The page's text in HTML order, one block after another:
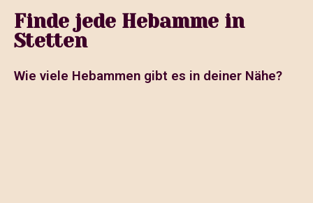
Finde jede Hebamme in
Stetten
Wie viele Hebammen gibt es in deiner Nähe?